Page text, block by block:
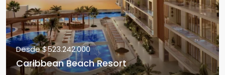
Desde$523.242.000
Caribbean Beach Resort